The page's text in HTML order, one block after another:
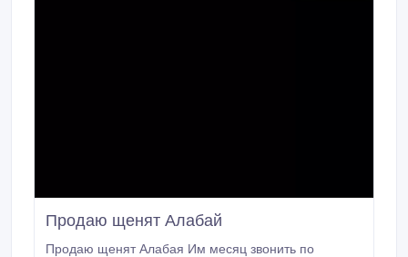
Продаю щенят Алабай
Продаю щенят Алабая Им месяц звонить по